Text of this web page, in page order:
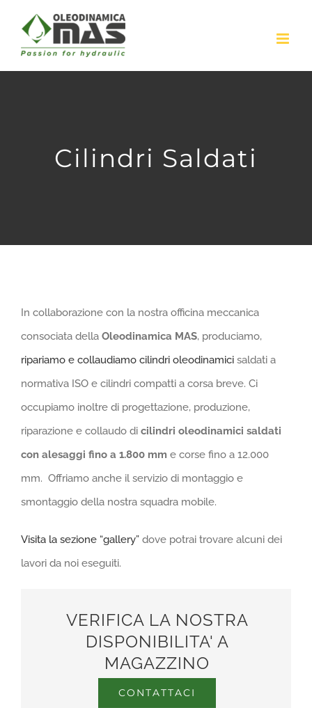
content
Cilindri Saldati
In collaborazione con la nostra officina meccanica
consociata della Oleodinamica MAS, produciamo,
ripariamo e collaudiamo cilindri oleodinamici saldati a
normativa ISO e cilindri compatti a corsa breve. Ci
occupiamo inoltre di progettazione, produzione,
riparazione e collaudo di cilindri oleodinamici saldati
con alesaggi fino a 1.800 mm e corse fino a 12.000
mm. Offriamo anche il servizio di montaggio e
smontaggio della nostra squadra mobile.
Visita la sezione “gallery” dove potrai trovare alcuni dei
lavori da noi eseguiti.
VERIFICA LA NOSTRA
DISPONIBILITA' A
MAGAZZINO
CONTATTACI